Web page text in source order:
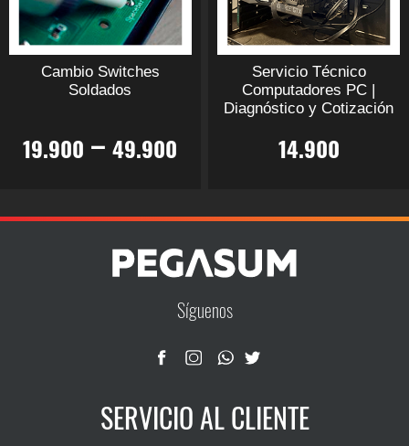
pueden
elegir
en
producto
pueden
elegir
en
página
Cambio Switches
Soldados
19.900 –49.900
producto
Servicio Técnico
Computadores PC |
Diagnóstico y Cotización
14.900
producto
múltiples
variantes.
opciones
pueden
en
la
Síguenos
SERVICIO AL CLIENTE